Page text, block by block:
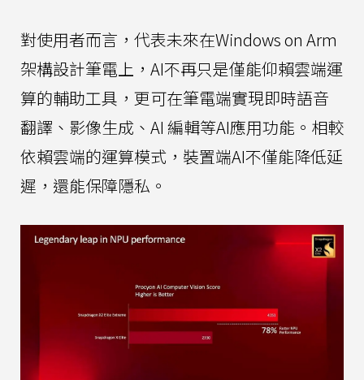
對使用者而言，代表未來在Windows on Arm
架構設計筆電上，AI不再只是僅能仰賴雲端運
算的輔助工具，更可在筆電端實現即時語音
翻譯、影像生成、AI 編輯等AI應用功能。相較
依賴雲端的運算模式，裝置端AI不僅能降低延
遲，還能保障隱私。